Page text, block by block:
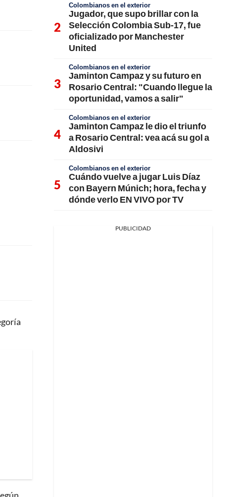
Colombianos en el exterior
Jugador, que supo brillar con la
Selección Colombia Sub-17, fue
oficializado por Manchester
United
Colombianos en el exterior
Jaminton Campaz y su futuro en
Rosario Central: "Cuando llegue la
oportunidad, vamos a salir"
Colombianos en el exterior
Jaminton Campaz le dio el triunfo
a Rosario Central: vea acá su gol a
Aldosivi
Colombianos en el exterior
Cuándo vuelve a jugar Luis Díaz
con Bayern Múnich; hora, fecha y
dónde verlo EN VIVO por TV
PUBLICIDAD